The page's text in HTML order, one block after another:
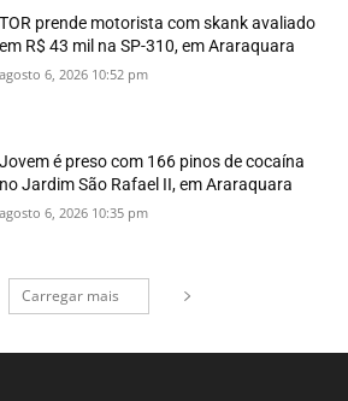
TOR prende motorista com skank avaliado
em R$ 43 mil na SP-310, em Araraquara
agosto 6, 2026 10:52 pm
Jovem é preso com 166 pinos de cocaína
no Jardim São Rafael II, em Araraquara
agosto 6, 2026 10:35 pm
Carregar mais